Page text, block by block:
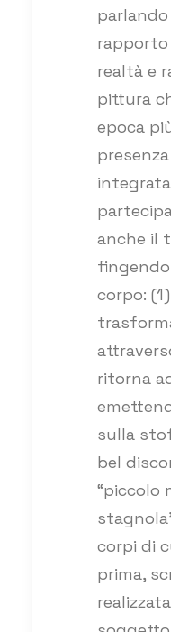
realtà e
pittura
epoca
anche il
corpo:
ritorna
sulla
bel
“piccolo
corpi di
prima,